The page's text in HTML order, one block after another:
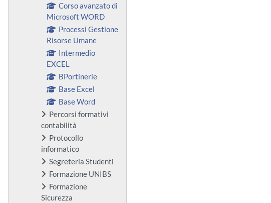
Corso avanzato di
Microsoft WORD
Processi Gestione
Risorse Umane
Intermedio
EXCEL
BPortinerie
Base Excel
Base Word
Percorsi formativi
contabilità
Protocollo
informatico
Segreteria Studenti
Formazione UNIBS
Formazione
Sicurezza